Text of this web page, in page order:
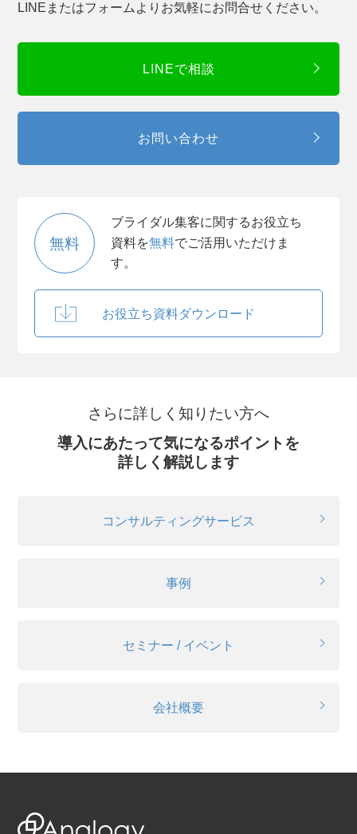
LINEまたはフォームよりお気軽にお問合せください。
LINEで相談
お問い合わせ
無料
ブライダル集客に関するお役立ち
資料を無料でご活用いただけま
す。
お役立ち資料ダウンロード
さらに詳しく知りたい方へ
導入にあたって気になるポイントを
詳しく解説します
コンサルティングサービス
事例
セミナー / イベント
会社概要